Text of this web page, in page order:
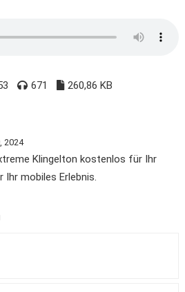
671 260,86 KB
2024
Klingelton kostenlos für Ihr
Ihr mobiles Erlebnis.